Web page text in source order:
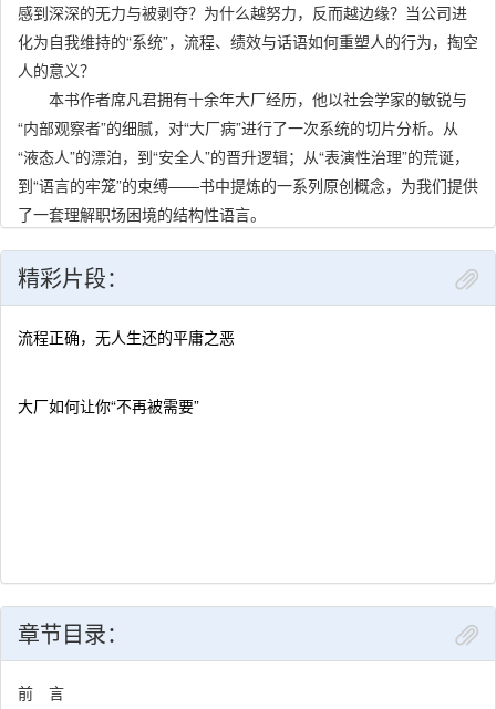
感到深深的无力与被剥夺？为什么越努力，反而越边缘？当公司进
化为自我维持的“系统”，流程、绩效与话语如何重塑人的行为，掏空
人的意义？
本书作者席凡君拥有十余年大厂经历，他以社会学家的敏锐与
“内部观察者”的细腻，对“大厂病”进行了一次系统的切片分析。从
“液态人”的漂泊，到“安全人”的晋升逻辑；从“表演性治理”的荒诞，
到“语言的牢笼”的束缚——书中提炼的一系列原创概念，为我们提供
了一套理解职场困境的结构性语言。
性”的深度报告。它告诉我们：看清系统的逻辑，不是为了彻底逃
离，而是为了在缝隙中，看得更清，活得更像自己。
精彩片段：
流程正确，无人生还的平庸之恶
大厂如何让你“不再被需要”
章节目录：
前 言